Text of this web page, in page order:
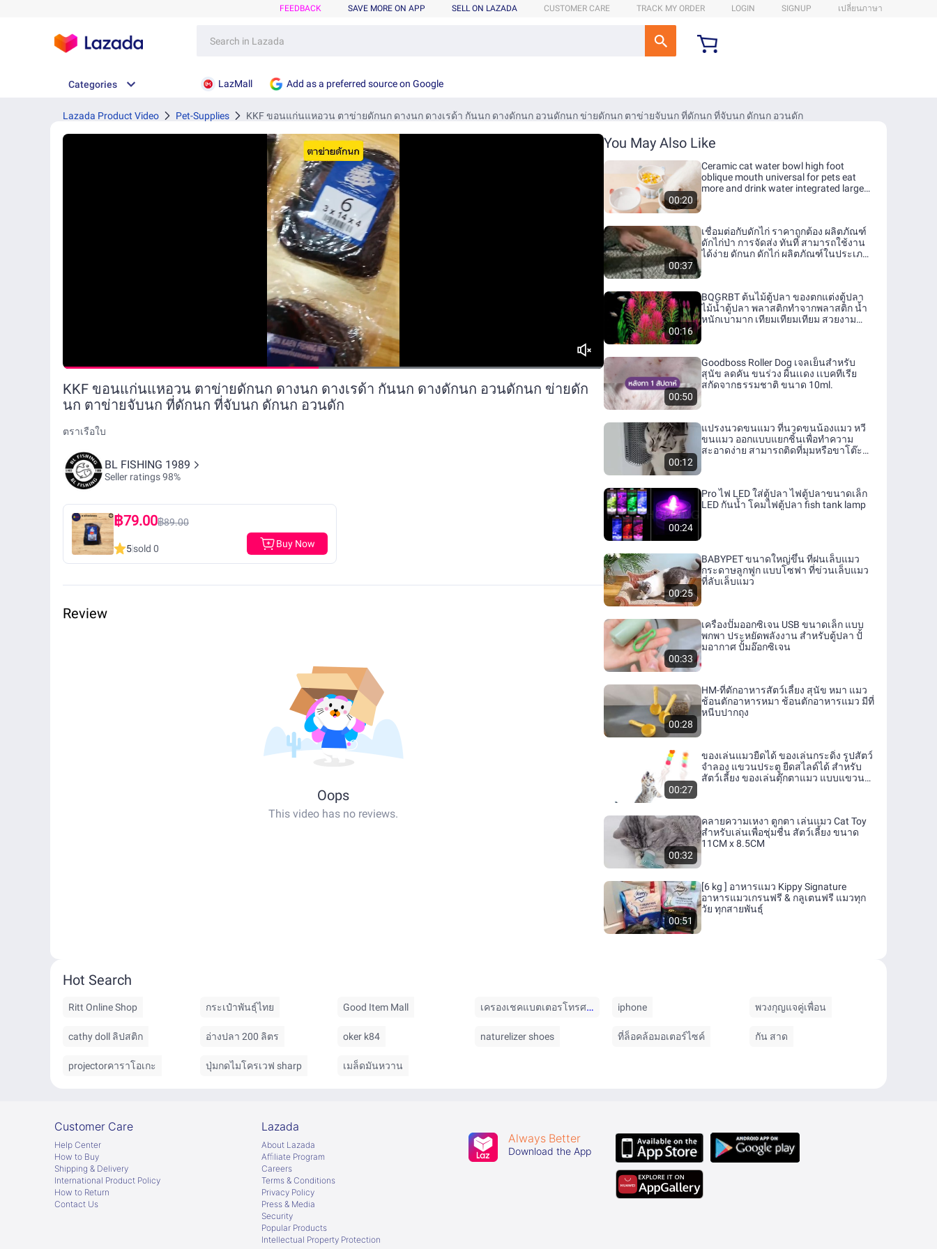
FEEDBACK SAVE MORE ON APP SELL ON LAZADA CUSTOMER CARE TRACK MY ORDER LOGIN SIGNUP เปลี่ยนภาษา
Categories LazMall Add as a preferred source on Google
Lazada Product Video Pet-Supplies KKF ขอนแก่นแหอวน ตาข่ายดักนก ดางนก ดางเรด้า กันนก ดางดักนก อวนดักนก ข่ายดักนก ตาข่ายจับนก ที่ดักนก ที่จับนก ดักนก อวนดัก
KKF ขอนแก่นแหอวน ตาข่ายดักนก ดางนก ดางเรด้า กันนก ดางดักนก อวนดักนก ข่ายดัก
นก ตาข่ายจับนก ที่ดักนก ที่จับนก ดักนก อวนดัก
ตราเรือใบ
BL FISHING 1989
Seller ratings 98%
฿79.00฿89.00
5sold 0 Buy Now
Review
Oops
This video has no reviews.
You May Also Like
00:20
Ceramic cat water bowl high foot
oblique mouth universal for pets eat
more and drink water integrated large
00:37
เชื่อมต่อกับดักไก่ ราคาถูกต้อง ผลิตภัณฑ์
ดักไก่ป่า การจัดส่ง ทันที สามารถใช้งาน
ได้ง่าย ดักนก ดักไก่ ผลิตภัณฑ์ในประเภท
00:16
BQGRBT ต้นไม้ตู้ปลา ของตกแต่งตู้ปลา
ไม้น้ำตู้ปลา พลาสติกทำจากพลาสติก น้ำ
หนักเบามาก เทียมเทียมเทียม สวยงาม
00:50
Goodboss Roller Dog เจลเย็นสำหรับ
สุนัข ลดคัน ขนร่วง ผื่นเเดง เเบคทีเรีย
สกัดจากธรรมชาติ ขนาด 10ml.
00:12
แปรงนวดขนแมว ที่นวดขนน้องแมว หวี
ขนแมว ออกแบบแยกชิ้นเพื่อทำความ
สะอาดง่าย สามารถติดที่มุมหรือขาโต๊ะ
00:24
Pro ไฟ LED ใส่ตู้ปลา ไฟตู้ปลาขนาดเล็ก
LED กันน้ำ โคมไฟตู้ปลา fish tank lamp
00:25
BABYPET ขนาดใหญ่ขึ้น ที่ฝนเล็บแมว
กระดาษลูกฟูก แบบโซฟา ที่ข่วนเล็บแมว
ที่ลับเล็บแมว
00:33
เครื่องปั๊มออกซิเจน USB ขนาดเล็ก แบบ
พกพา ประหยัดพลังงาน สําหรับตู้ปลา ปั้
มอากาศ ปั้มอ๊อกซิเจน
00:28
HM-ที่ตักอาหารสัตว์เลี้ยง สุนัข หมา แมว
ช้อนตักอาหารหมา ช้อนตักอาหารแมว มีที่
หนีบปากถุง
00:27
ของเล่นแมวยืดได้ ของเล่นกระดิ่ง รูปสัตว์
จำลอง แขวนประตู ยืดสไลด์ได้ สําหรับ
สัตว์เลี้ยง ของเล่นตุ๊กตาแมว แบบแขวน
00:32
คลายความเหงา ตูกตา เล่นแมว Cat Toy
สำหรับเล่นเพื่อชุ่มชื่น สัตว์เลี้ยง ขนาด
11CM x 8.5CM
00:51
[6 kg ] อาหารแมว Kippy Signature
อาหารแมวเกรนฟรี & กลูเตนฟรี แมวทุก
วัย ทุกสายพันธ์ุ
Hot Search
Ritt Online Shop กระเป๋าพันธุ์ไทย Good Item Mall เครองเชคแบตเตอรโทรศพท iphone พวงกุญแจคู่เพื่อน
cathy doll ลิปสติก อ่างปลา 200 ลิตร oker k84 naturelizer shoes ที่ล็อคล้อมอเตอร์ไซค์ กัน สาด
projectorคาราโอเกะ ปุ่มกดไมโครเวฟ sharp เมล็ดมันหวาน
Customer Care
Help Center
How to Buy
Shipping & Delivery
International Product Policy
How to Return
Contact Us
Lazada
About Lazada
Afﬁliate Program
Careers
Terms & Conditions
Privacy Policy
Press & Media
Security
Popular Products
Intellectual Property Protection
Always Better
Download the App